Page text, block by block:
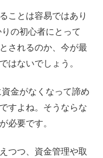
ことは容易ではあり
の初心者にとって
されるのか、今が最
はないでしょう。
金がなくなって諦め
すよね。そうならな
必要です。
つつ、資金管理や取